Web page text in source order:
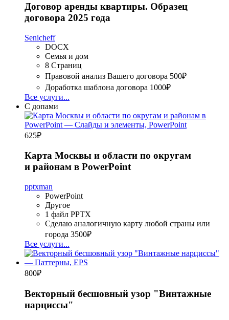
Договор аренды квартиры. Образец
договора 2025 года
Senicheff
DOCX
Семья и дом
8 Страниц
Правовой анализ Вашего договора 500₽
Доработка шаблона договора 1000₽
Все услуги...
С допами
625₽
Карта Москвы и области по округам
и районам в PowerPoint
pptxman
PowerPoint
Другое
1 файл PPTX
Сделаю аналогичную карту любой страны или
города 3500₽
Все услуги...
800₽
Векторный бесшовный узор "Винтажные
нарциссы"